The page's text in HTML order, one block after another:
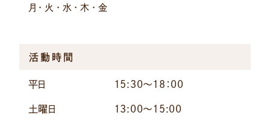
月・火・水・木・金
活動時間
平日 15:30～18：00
土曜日 13:00～15:00